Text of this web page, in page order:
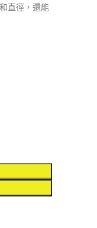
直徑，還能